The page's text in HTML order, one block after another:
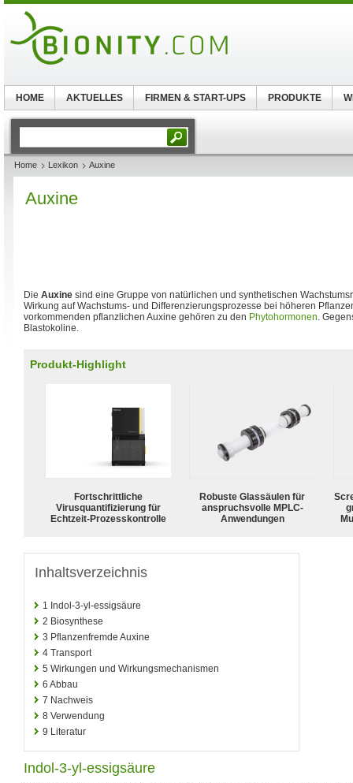
Home Lexikon Auxine
Auxine
Die Auxine sind eine Gruppe von natürlichen und synthetischen
Wirkung auf Wachstums- und Differenzierungsprozesse bei höheren
vorkommenden pflanzlichen Auxine gehören zu den Phytohormonen.
Blastokoline.
Produkt-Highlight
Fortschrittliche
Virusquantifizierung für
Echtzeit-Prozesskontrolle
Robuste Glassäulen für
anspruchsvolle MPLC-
Anwendungen
Inhaltsverzeichnis
1 Indol-3-yl-essigsäure
2 Biosynthese
3 Pflanzenfremde Auxine
4 Transport
5 Wirkungen und Wirkungsmechanismen
6 Abbau
7 Nachweis
8 Verwendung
9 Literatur
Indol-3-yl-essigsäure
HOME AKTUELLES FIRMEN & START-UPS PRODUKTE